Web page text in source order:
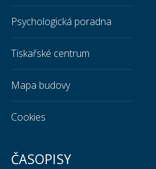
Psychologická poradna
Tiskařské centrum
Mapa budovy
Cookies
ČASOPISY